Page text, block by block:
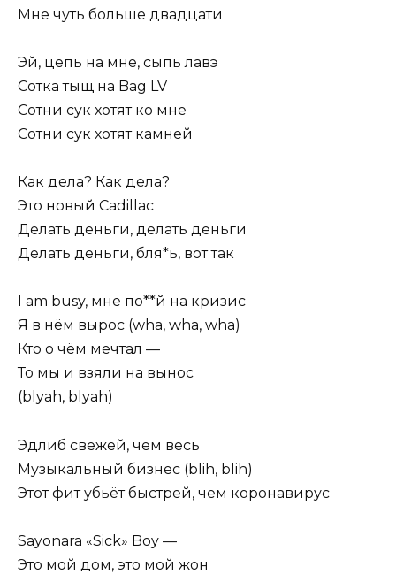
Мне чуть больше двадцати
Эй, цепь на мне, сыпь лавэ
Сотка тыщ на Bag LV
Сотни сук хотят ко мне
Сотни сук хотят камней
Как дела? Как дела?
Это новый Cadillac
Делать деньги, делать деньги
Делать деньги, бля*ь, вот так
I am busy, мне по**й на кризис
Я в нём вырос (wha, wha, wha)
Кто о чём мечтал —
То мы и взяли на вынос
(blyah, blyah)
Эдлиб свежей, чем весь
Музыкальный бизнес (blih, blih)
Этот фит убьёт быстрей, чем коронавирус
Sayonara «Sick» Boy —
Это мой дом, это мой жон